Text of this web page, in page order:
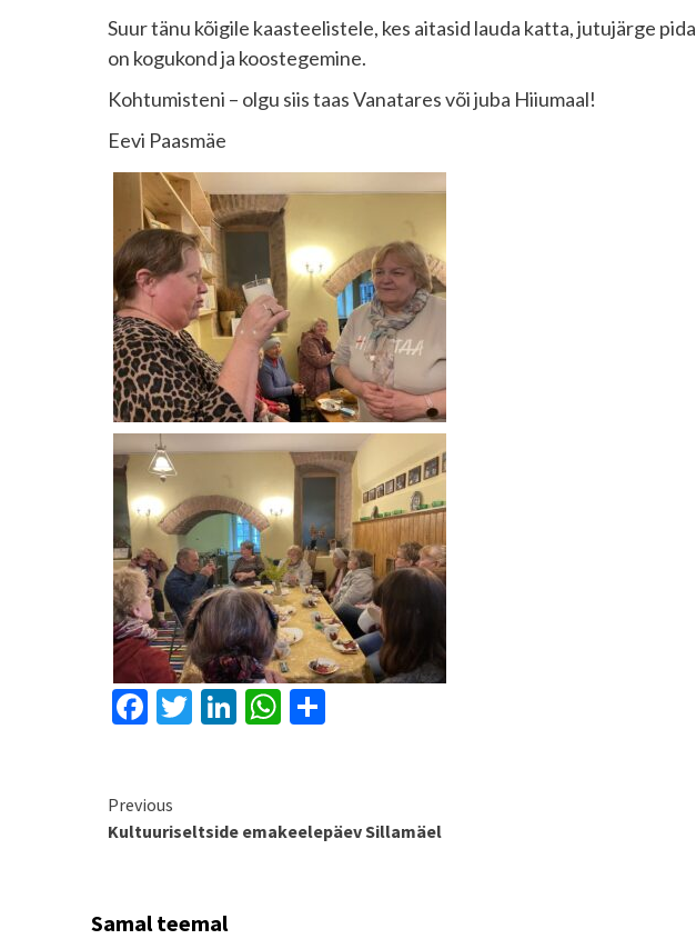
Suur tänu kõigile kaasteelistele, kes aitasid lauda katta, jutujärge
on kogukond ja koostegemine.
Kohtumisteni – olgu siis taas Vanatares või juba Hiiumaal!
Eevi Paasmäe
Facebook
Twitter
LinkedIn
WhatsApp
Continue
Reading
Previous
Kultuuriseltside emakeelepäev Sillamäel
Samal teemal